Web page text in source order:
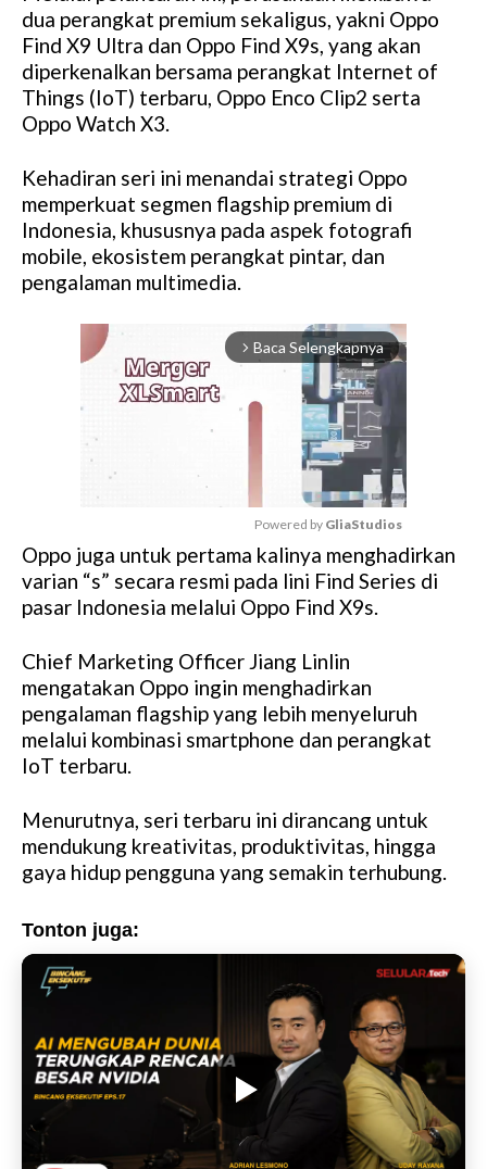
dua perangkat premium sekaligus, yakni Oppo
Find X9 Ultra dan Oppo Find X9s, yang akan
diperkenalkan bersama perangkat Internet of
Things (IoT) terbaru, Oppo Enco Clip2 serta
Oppo Watch X3.
Kehadiran seri ini menandai strategi Oppo
memperkuat segmen flagship premium di
Indonesia, khususnya pada aspek fotografi
mobile, ekosistem perangkat pintar, dan
pengalaman multimedia.
arrow_forward_ios Baca Selengkapnya
M
u
Powered by GliaStudios
Oppo juga untuk pertama kalinya menghadirkan
varian “s” secara resmi pada lini Find Series di
pasar Indonesia melalui Oppo Find X9s.
Chief Marketing Officer Jiang Linlin
mengatakan Oppo ingin menghadirkan
pengalaman flagship yang lebih menyeluruh
melalui kombinasi smartphone dan perangkat
IoT terbaru.
Menurutnya, seri terbaru ini dirancang untuk
mendukung kreativitas, produktivitas, hingga
gaya hidup pengguna yang semakin terhubung.
Tonton juga: